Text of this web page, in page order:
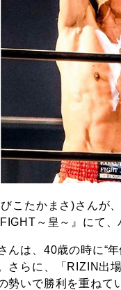
こたかまさ)さんが
～皇～』にて
んは、40歳の時に“
さらに、「RIZIN出
勢いで勝利を重ねて